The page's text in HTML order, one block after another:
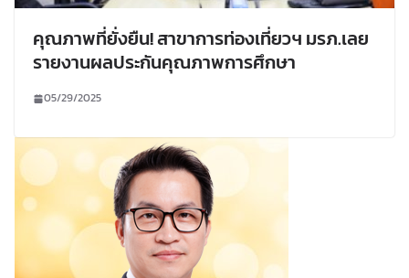
คุณภาพที่ยั่งยืน! สาขาการท่องเที่ยวฯ มรภ.เลย
รายงานผลประกันคุณภาพการศึกษา
05/29/2025